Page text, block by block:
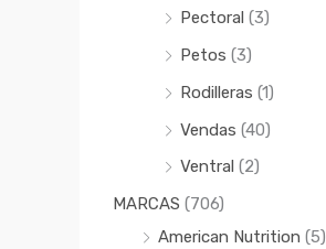
Pectoral (3)
Petos (3)
Rodilleras (1)
Vendas (40)
Ventral (2)
MARCAS (706)
American Nutrition (5)